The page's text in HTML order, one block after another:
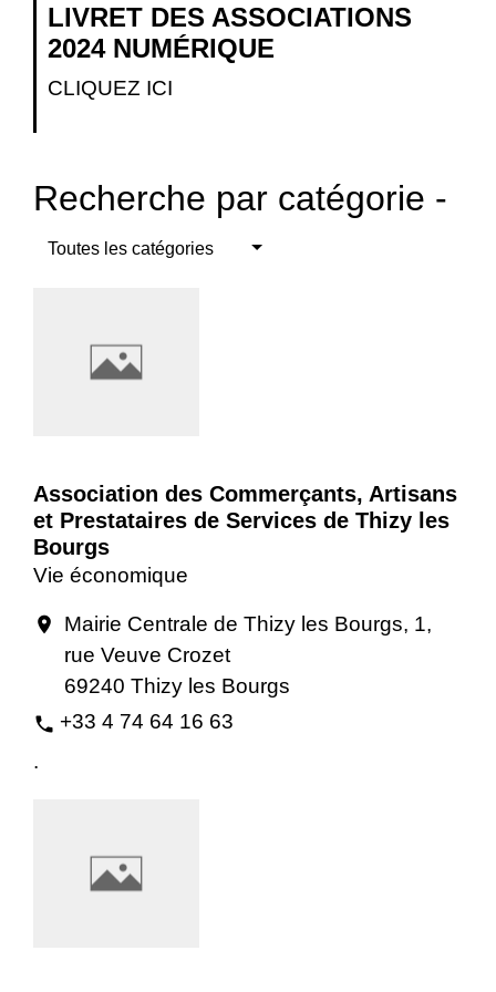
LIVRET DES ASSOCIATIONS
2024 NUMÉRIQUE
CLIQUEZ ICI
Recherche par catégorie -
Toutes les catégories
Association des Commerçants, Artisans
et Prestataires de Services de Thizy les
Bourgs
Vie économique
location_on
Mairie Centrale de Thizy les Bourgs, 1,
rue Veuve Crozet
69240 Thizy les Bourgs
phone +33 4 74 64 16 63
.